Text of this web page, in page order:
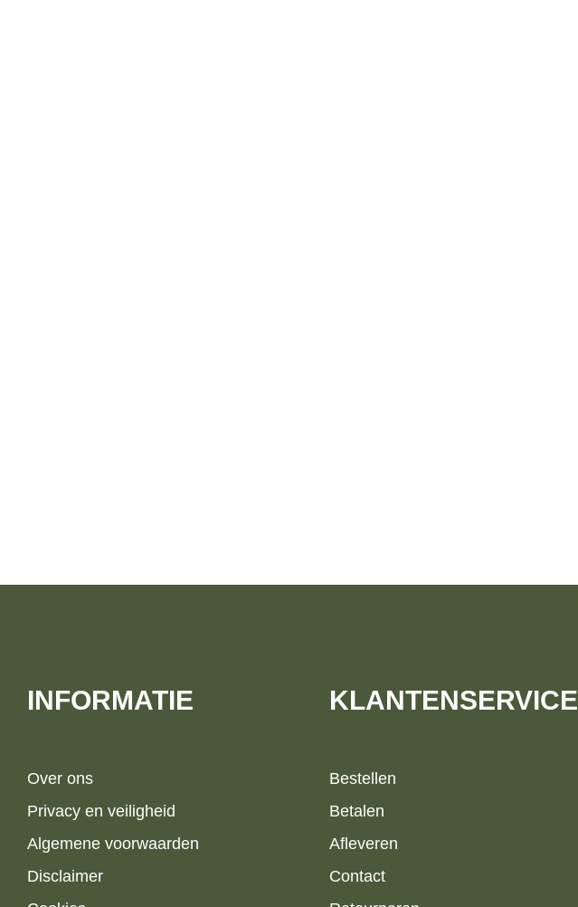
INFORMATIE
Over ons
Privacy en veiligheid
Algemene voorwaarden
Disclaimer
KLANTENSERVICE
Bestellen
Betalen
Afleveren
Contact